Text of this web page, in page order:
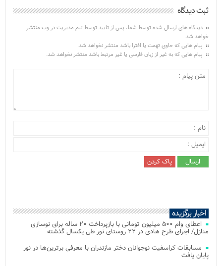
ثبت دیدگاه
دیدگاه های ارسال شده توسط شما، پس از تایید توسط تیم مدیریت در وب منتشر
خواهد شد.
پیام هایی که حاوی تهمت یا افترا باشد منتشر نخواهد شد.
پیام هایی که به غیر از زبان فارسی یا غیر مرتبط باشد منتشر نخواهد شد.
اخبار برگزیده
اعطای وام ۵۰۰ میلیون تومانی با بازپرداخت ۲۰ ساله برای نوسازی
منازل/ اجرای طرح هادی در ۲۲ روستای نور طی یکسال گذشته
مسابقات کراسفیت نوجوانان دختر مازندران با معرفی برترین‌ها در نور
پایان یافت